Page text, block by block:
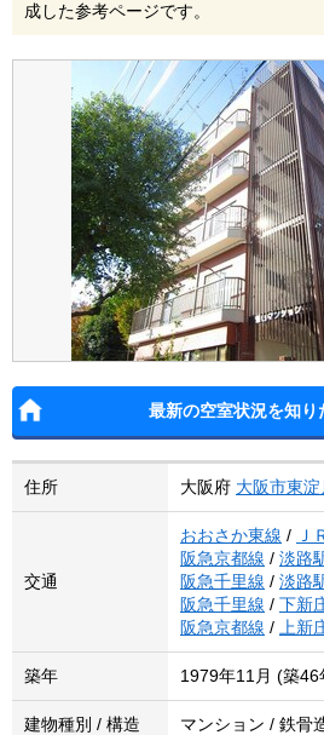
成した参考ページです。
最新の空室状況を知り
住所 大阪府 大阪市東
交通
おおさか東線 / Ｊ
阪急京都線 / 淡路
阪急千里線 / 淡路
阪急千里線 / 下新
阪急京都線 / 上新
築年 1979年11月 (築46
建物種別 / 構造 マンション / 鉄骨